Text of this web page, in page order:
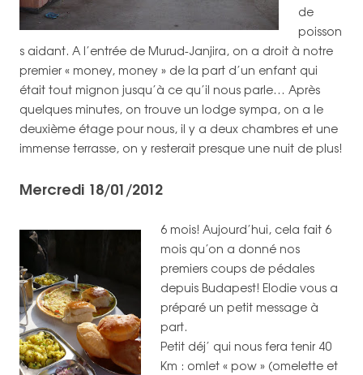
de
poisson
s aidant. A l’entrée de Murud-Janjira, on a droit à notre
premier « money, money » de la part d’un enfant qui
était tout mignon jusqu’à ce qu’il nous parle… Après
quelques minutes, on trouve un lodge sympa, on a le
deuxième étage pour nous, il y a deux chambres et une
immense terrasse, on y resterait presque une nuit de plus!
Mercredi 18/01/2012
6 mois! Aujourd’hui, cela fait 6
mois qu’on a donné nos
premiers coups de pédales
depuis Budapest! Elodie vous a
préparé un petit message à
part.
Petit déj’ qui nous fera tenir 40
Km : omlet « pow » (omelette et